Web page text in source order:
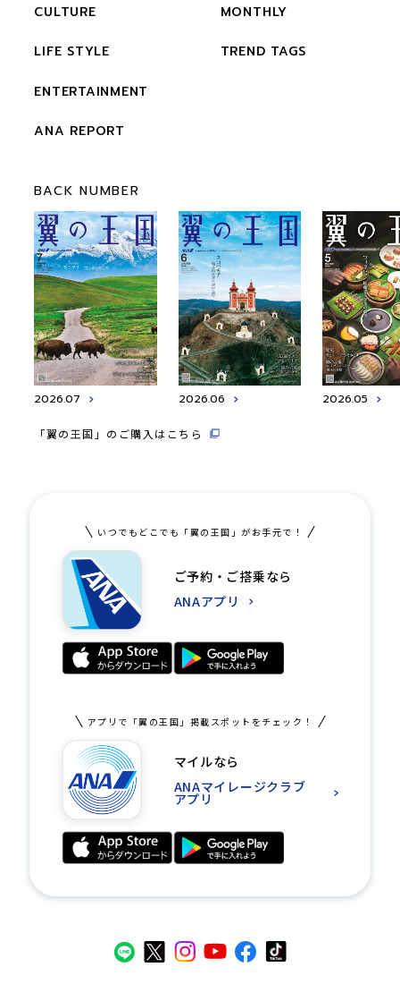
CULTURE
LIFE STYLE
ENTERTAINMENT
ANA REPORT
MONTHLY
TREND TAGS
BACK NUMBER
2026.07 2026.06 2026.05
「翼の王国」のご購入はこちら
いつでもどこでも「翼の王国」がお手元で！
ご予約・ご搭乗なら
ANAアプリ
アプリで「翼の王国」掲載スポットをチェック！
マイルなら
ANAマイレージクラブ
アプリ